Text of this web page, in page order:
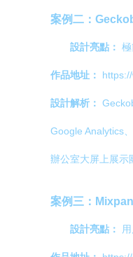
案例二：
設計亮點：
作品地址：
設計解析：
Google Analytics
辦公室大屏上展示
案例三：
設計亮點：